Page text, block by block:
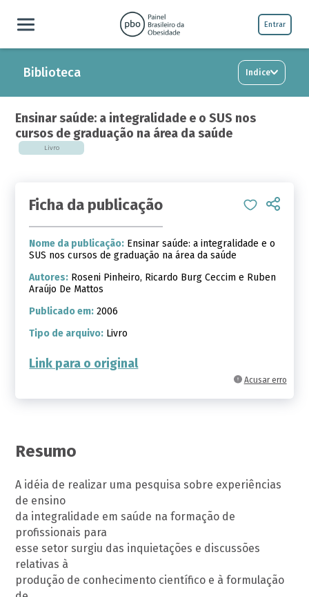
Entrar
Biblioteca Indice
Ensinar saúde: a integralidade e o SUS nos
cursos de graduação na área da saúde
Livro
Acusar erro
Ficha da publicação
Nome da publicação: Ensinar saúde: a integralidade e o
SUS nos cursos de graduação na área da saúde
Autores: Roseni Pinheiro, Ricardo Burg Ceccim e Ruben
Araújo De Mattos
Publicado em: 2006
Tipo de arquivo: Livro
Link para o original
Resumo
A idéia de realizar uma pesquisa sobre experiências
de ensino
da integralidade em saúde na formação de
profissionais para
esse setor surgiu das inquietações e discussões
relativas à
produção de conhecimento científico e à formulação